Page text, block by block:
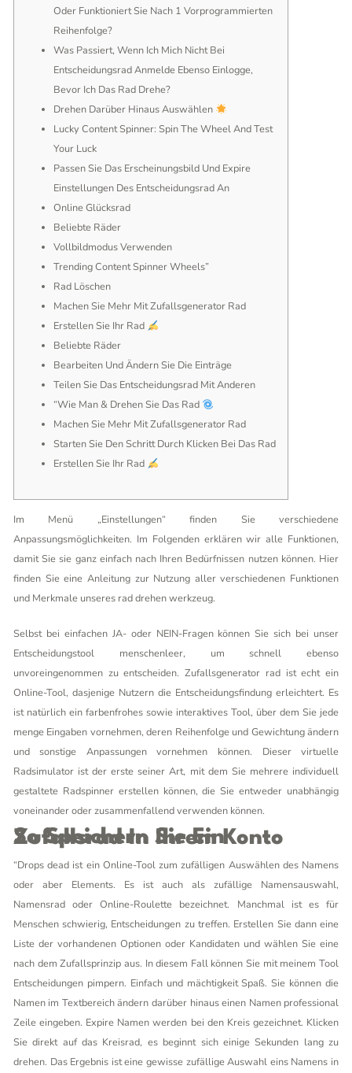
Oder Funktioniert Sie Nach 1 Vorprogrammierten
Reihenfolge?
Was Passiert, Wenn Ich Mich Nicht Bei
Entscheidungsrad Anmelde Ebenso Einlogge,
Bevor Ich Das Rad Drehe?
Drehen Darüber Hinaus Auswählen
Lucky Content Spinner: Spin The Wheel And Test
Your Luck
Passen Sie Das Erscheinungsbild Und Expire
Einstellungen Des Entscheidungsrad An
Online Glücksrad
Beliebte Räder
Vollbildmodus Verwenden
Trending Content Spinner Wheels”
Rad Löschen
Machen Sie Mehr Mit Zufallsgenerator Rad
Erstellen Sie Ihr Rad
Beliebte Räder
Bearbeiten Und Ändern Sie Die Einträge
Teilen Sie Das Entscheidungsrad Mit Anderen
“Wie Man & Drehen Sie Das Rad
Machen Sie Mehr Mit Zufallsgenerator Rad
Starten Sie Den Schritt Durch Klicken Bei Das Rad
Erstellen Sie Ihr Rad
Im Menü „Einstellungen“ finden Sie verschiedene
Anpassungsmöglichkeiten. Im Folgenden erklären wir alle Funktionen,
damit Sie sie ganz einfach nach Ihren Bedürfnissen nutzen können. Hier
finden Sie eine Anleitung zur Nutzung aller verschiedenen Funktionen
und Merkmale unseres rad drehen werkzeug.
Selbst bei einfachen JA- oder NEIN-Fragen können Sie sich bei unser
Entscheidungstool menschenleer, um schnell ebenso
unvoreingenommen zu entscheiden. Zufallsgenerator rad ist echt ein
Online-Tool, dasjenige Nutzern die Entscheidungsfindung erleichtert. Es
ist natürlich ein farbenfrohes sowie interaktives Tool, über dem Sie jede
menge Eingaben vornehmen, deren Reihenfolge und Gewichtung ändern
und sonstige Anpassungen vornehmen können. Dieser virtuelle
Radsimulator ist der erste seiner Art, mit dem Sie mehrere individuell
gestaltete Radspinner erstellen können, die Sie entweder unabhängig
voneinander oder zusammenfallend verwenden können.
So Speichern Sie Ein Zufallsrad In Ihrem Konto
“Drops dead ist ein Online-Tool zum zufälligen Auswählen des Namens
oder aber Elements. Es ist auch als zufällige Namensauswahl,
Namensrad oder Online-Roulette bezeichnet. Manchmal ist es für
Menschen schwierig, Entscheidungen zu treffen. Erstellen Sie dann eine
Liste der vorhandenen Optionen oder Kandidaten und wählen Sie eine
nach dem Zufallsprinzip aus. In diesem Fall können Sie mit meinem Tool
Entscheidungen pimpern. Einfach und mächtigkeit Spaß. Sie können die
Namen im Textbereich ändern darüber hinaus einen Namen professional
Zeile eingeben. Expire Namen werden bei den Kreis gezeichnet. Klicken
Sie direkt auf das Kreisrad, es beginnt sich einige Sekunden lang zu
drehen. Das Ergebnis ist eine gewisse zufällige Auswahl eins Namens in